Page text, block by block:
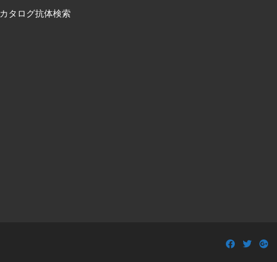
カタログ抗体検索